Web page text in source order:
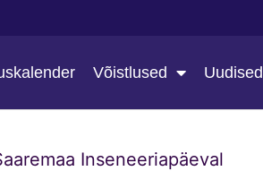
Võistlused Uudised
Inseneeriapäeval